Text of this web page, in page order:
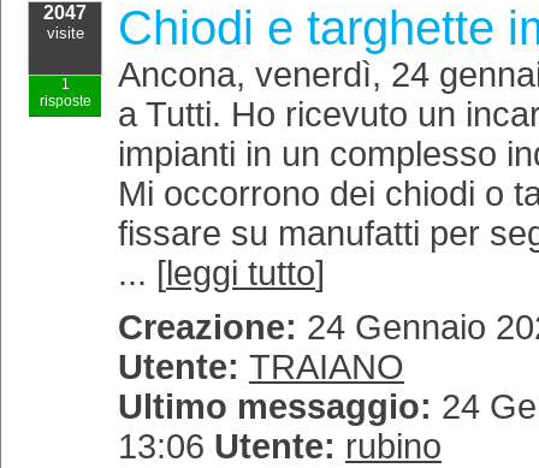
2047
visite
1
risposte
Chiodi e targhette
Ancona, venerdì, 24
a Tutti. Ho ricevuto un
impianti in un complesso
Mi occorrono dei chiodi o
fissare su manufatti per
... [ leggi tutto]
Creazione: 24 Gennaio
Utente: TRAIANO
Ultimo messaggio: 24
13:06 Utente: rubino